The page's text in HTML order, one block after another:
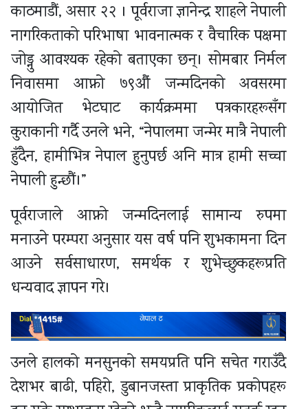
काठमाडौं, असार २२ । पूर्वराजा ज्ञानेन्द्र शाहले नेपाली
नागरिकताको परिभाषा भावनात्मक र वैचारिक पक्षमा
जोड्नु आवश्यक रहेको बताएका छन्। सोमबार निर्मल
निवासमा आफ्नो ७९औं जन्मदिनको अवसरमा
आयोजित भेटघाट कार्यक्रममा पत्रकारहरूसँग
कुराकानी गर्दै उनले भने, “नेपालमा जन्मेर मात्रै नेपाली
हुँदैन, हामीभित्र नेपाल हुनुपर्छ अनि मात्र हामी सच्चा
नेपाली हुन्छौं।”
पूर्वराजाले आफ्नो जन्मदिनलाई सामान्य रुपमा
मनाउने परम्परा अनुसार यस वर्ष पनि शुभकामना दिन
आउने सर्वसाधारण, समर्थक र शुभेच्छुकहरूप्रति
धन्यवाद ज्ञापन गरे।
उनले हालको मनसुनको समयप्रति पनि सचेत गराउँदै
देशभर बाढी, पहिरो, डुबानजस्ता प्राकृतिक प्रकोपहरू